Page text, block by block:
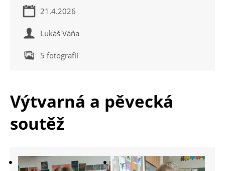
21.4.2026
Lukáš Váňa
5 fotografií
Výtvarná a pěvecká
soutěž